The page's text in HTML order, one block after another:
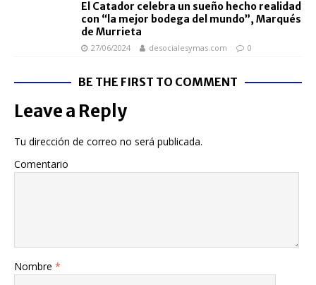
El Catador celebra un sueño hecho realidad
con “la mejor bodega del mundo”, Marqués
de Murrieta
27/06/2024 desocialesymas.com 0
BE THE FIRST TO COMMENT
Leave a Reply
Tu dirección de correo no será publicada.
Comentario
Nombre *